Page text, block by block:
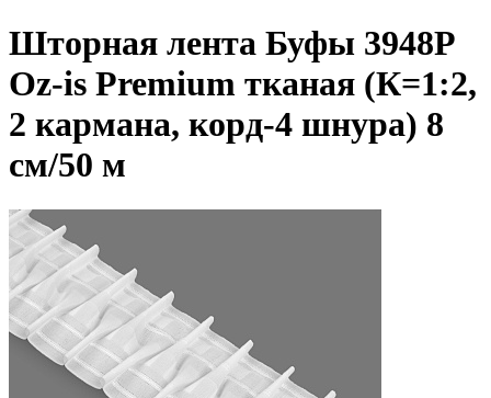
Шторная лента Буфы 3948P
Oz-is Premium тканая (К=1:2,
2 кармана, корд-4 шнура) 8
см/50 м